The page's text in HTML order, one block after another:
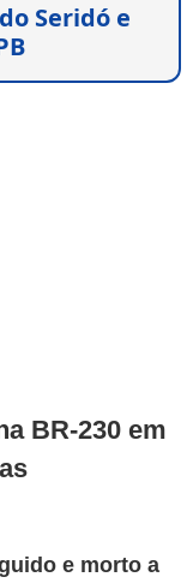
Seridó e
BR-230 em
e morto a